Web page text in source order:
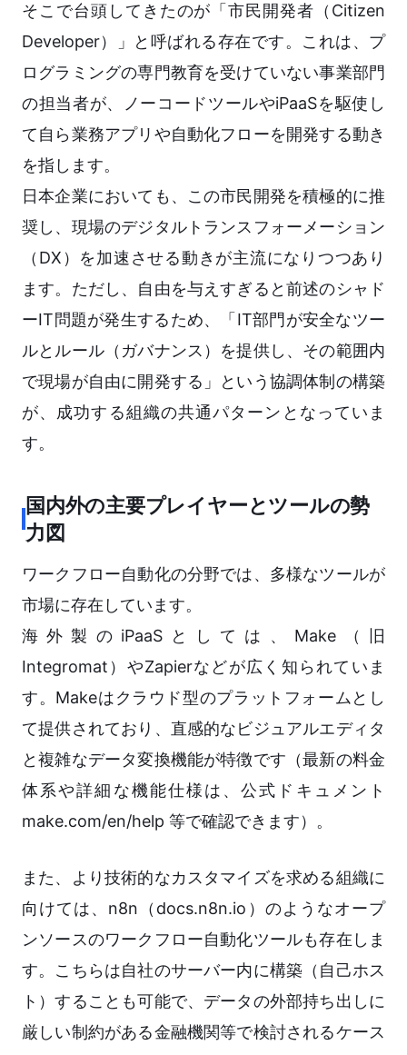
そこで台頭してきたのが「市民開発者（Citizen
Developer）」と呼ばれる存在です。これは、プ
ログラミングの専門教育を受けていない事業部門
の担当者が、ノーコードツールやiPaaSを駆使し
て自ら業務アプリや自動化フローを開発する動き
を指します。
日本企業においても、この市民開発を積極的に推
奨し、現場のデジタルトランスフォーメーション
（DX）を加速させる動きが主流になりつつあり
ます。ただし、自由を与えすぎると前述のシャド
ーIT問題が発生するため、「IT部門が安全なツー
ルとルール（ガバナンス）を提供し、その範囲内
で現場が自由に開発する」という協調体制の構築
が、成功する組織の共通パターンとなっていま
す。
国内外の主要プレイヤーとツールの勢
力図
ワークフロー自動化の分野では、多様なツールが
市場に存在しています。
海外製のiPaaSとしては、Make（旧
Integromat）やZapierなどが広く知られていま
す。Makeはクラウド型のプラットフォームとし
て提供されており、直感的なビジュアルエディタ
と複雑なデータ変換機能が特徴です（最新の料金
体系や詳細な機能仕様は、公式ドキュメント
make.com/en/help 等で確認できます）。
また、より技術的なカスタマイズを求める組織に
向けては、n8n（docs.n8n.io）のようなオープ
ンソースのワークフロー自動化ツールも存在しま
す。こちらは自社のサーバー内に構築（自己ホス
ト）することも可能で、データの外部持ち出しに
厳しい制約がある金融機関等で検討されるケース